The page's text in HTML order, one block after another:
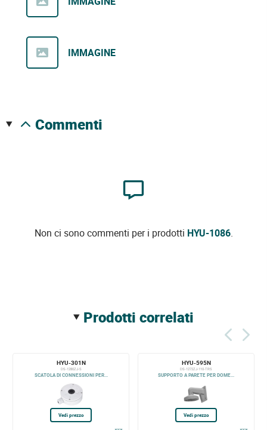
IMMAGINE
commenti
Non ci sono commenti per i prodotti HYU-1086.
prodotti correlati
HYU-301N
DS-1280ZJ-S
SCATOLA DI CONNESSIONI PER...
Vedi prezzo
HYU-595N
DS-1272ZJ-110-TRS
SUPPORTO A PARETE PER DOME...
Vedi prezzo